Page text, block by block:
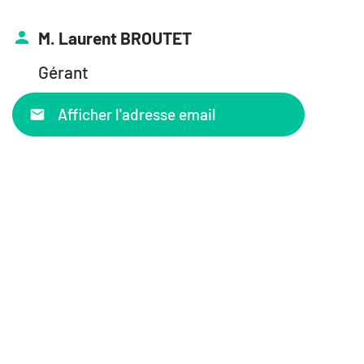
M. Laurent BROUTET
Gérant
Afficher l'adresse email